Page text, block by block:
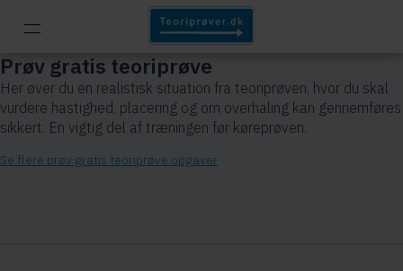
Prøv gratis teoriprøve
Her øver du en realistisk situation fra teoriprøven, hvor du skal
vurdere hastighed, placering og om overhaling kan gennemføres
sikkert. En vigtig del af træningen før køreprøven.
Se flere prøv gratis teoriprøve opgaver